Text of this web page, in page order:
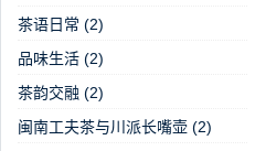
茶语日常 (2)
品味生活 (2)
茶韵交融 (2)
闽南工夫茶与川派长嘴壶 (2)